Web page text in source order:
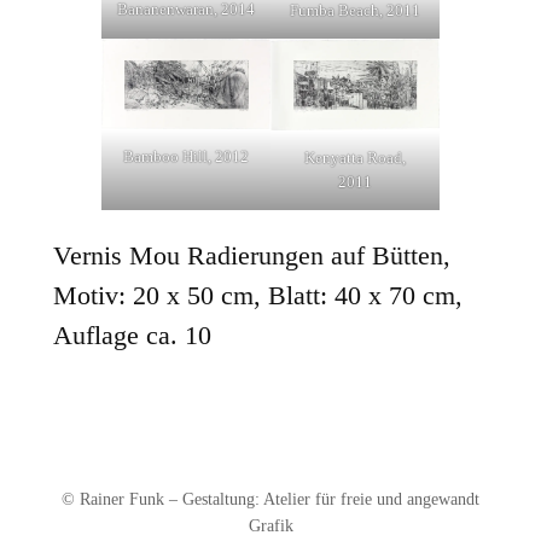
Bananenwaran, 2014 Fumba Beach, 2011
Bamboo Hill, 2012
Kenyatta Road,
2011
Vernis Mou Radierungen auf Bütten,
Motiv: 20 x 50 cm, Blatt: 40 x 70 cm,
Auflage ca. 10
© Rainer Funk – Gestaltung: Atelier für freie und angewandt
Grafik